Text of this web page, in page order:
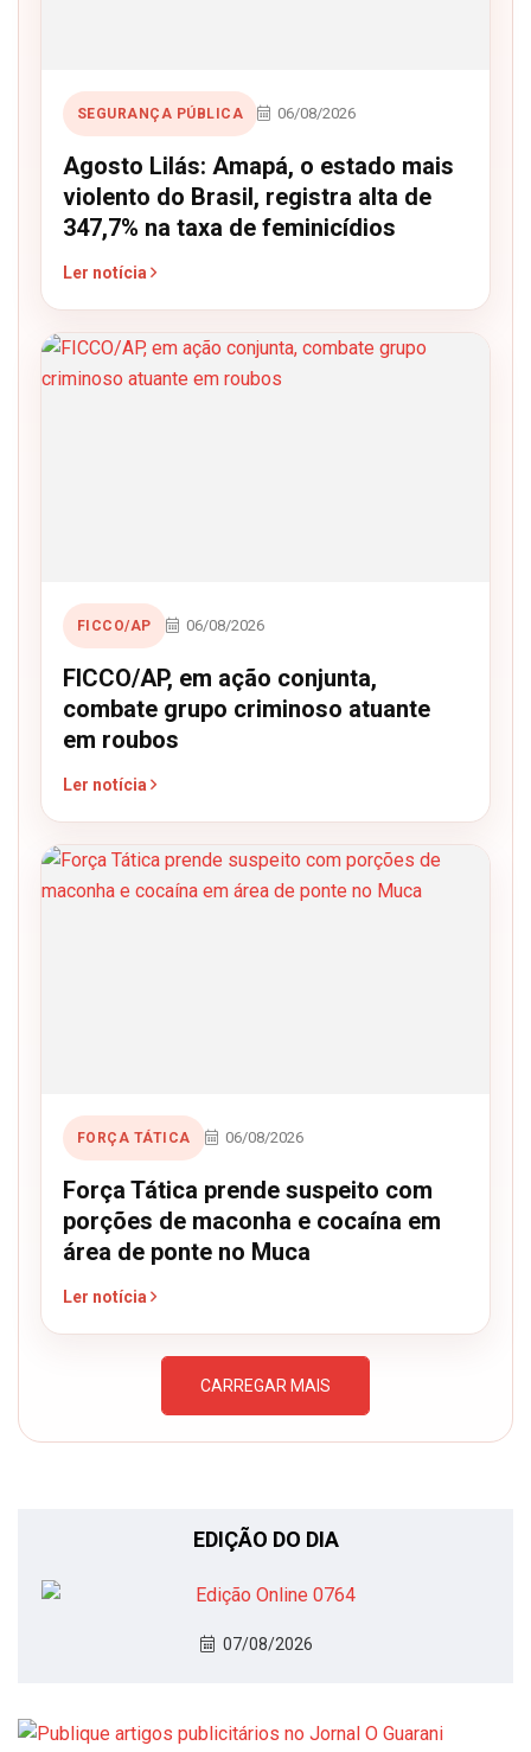
SEGURANÇA PÚBLICA 06/08/2026
Agosto Lilás: Amapá, o estado mais
violento do Brasil, registra alta de
347,7% na taxa de feminicídios
Ler notícia
FICCO/AP 06/08/2026
FICCO/AP, em ação conjunta,
combate grupo criminoso atuante
em roubos
Ler notícia
FORÇA TÁTICA 06/08/2026
Força Tática prende suspeito com
porções de maconha e cocaína em
área de ponte no Muca
Ler notícia
CARREGAR MAIS
EDIÇÃO DO DIA
07/08/2026